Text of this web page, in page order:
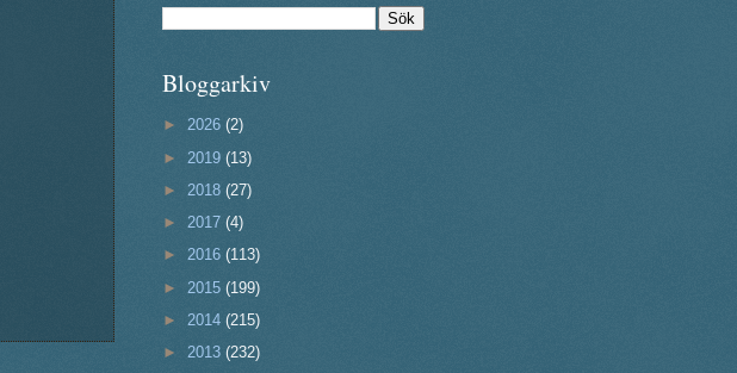
Bloggarkiv
► 2026 (2)
► 2019 (13)
► 2018 (27)
► 2017 (4)
► 2016 (113)
► 2015 (199)
► 2014 (215)
► 2013 (232)